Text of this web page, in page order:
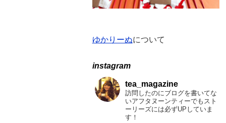
ゆかりーぬについて
instagram
tea_magazine
訪問したのにブログを書いてな
いアフタヌーンティーでもスト
ーリーズには必ずUPしていま
す！